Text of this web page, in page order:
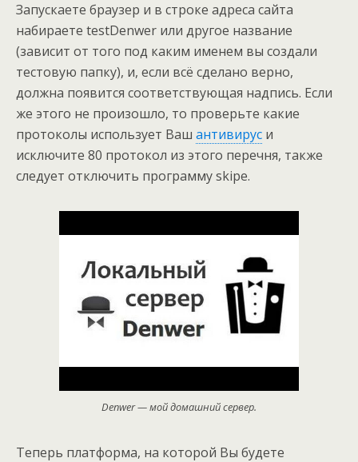
Запускаете браузер и в строке адреса сайта
набираете testDenwer или другое название
(зависит от того под каким именем вы создали
тестовую папку), и, если всё сделано верно,
должна появится соответствующая надпись. Если
же этого не произошло, то проверьте какие
протоколы использует Ваш антивирус и
исключите 80 протокол из этого перечня, также
следует отключить программу skipe.
Denwer — мой домашний сервер.
Теперь платформа, на которой Вы будете